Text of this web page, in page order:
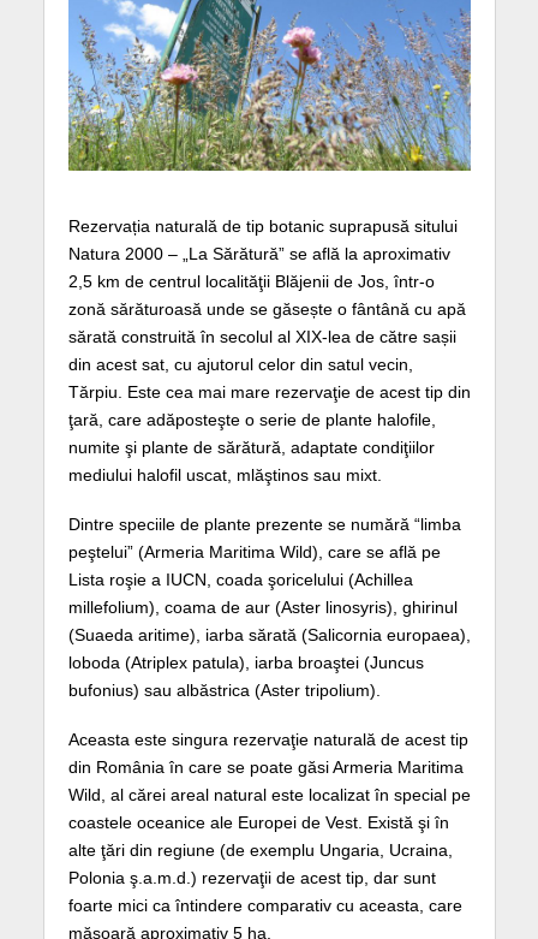
Rezervația naturală de tip botanic suprapusă sitului
Natura 2000 – „La Sărătură” se află la aproximativ
2,5 km de centrul localităţii Blăjenii de Jos, într-o
zonă sărăturoasă unde se găsește o fântână cu apă
sărată construită în secolul al XIX-lea de către sașii
din acest sat, cu ajutorul celor din satul vecin,
Tărpiu. Este cea mai mare rezervaţie de acest tip din
ţară, care adăposteşte o serie de plante halofile,
numite şi plante de sărătură, adaptate condiţiilor
mediului halofil uscat, mlăştinos sau mixt.
Dintre speciile de plante prezente se numără “limba
peştelui” (Armeria Maritima Wild), care se află pe
Lista roşie a IUCN, coada şoricelului (Achillea
millefolium), coama de aur (Aster linosyris), ghirinul
(Suaeda aritime), iarba sărată (Salicornia europaea),
loboda (Atriplex patula), iarba broaştei (Juncus
bufonius) sau albăstrica (Aster tripolium).
Aceasta este singura rezervaţie naturală de acest tip
din România în care se poate găsi Armeria Maritima
Wild, al cărei areal natural este localizat în special pe
coastele oceanice ale Europei de Vest. Există şi în
alte ţări din regiune (de exemplu Ungaria, Ucraina,
Polonia ş.a.m.d.) rezervaţii de acest tip, dar sunt
foarte mici ca întindere comparativ cu aceasta, care
măsoară aproximativ 5 ha.